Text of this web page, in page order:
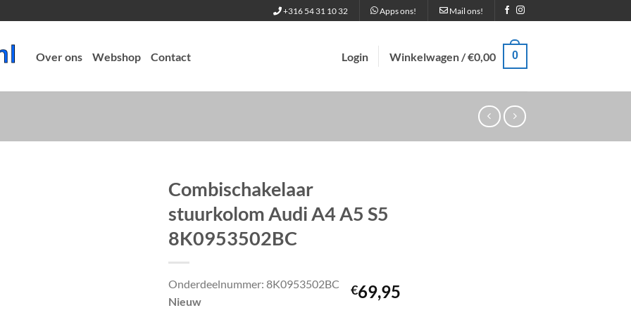
+316 54 31 10 32 Apps ons! Mail ons!
Over ons Webshop Contact Login Winkelwagen /€0,00 0
Combischakelaar
stuurkolom Audi A4 A5 S5
8K0953502BC
€69,95
Onderdeelnummer: 8K0953502BC
Nieuw